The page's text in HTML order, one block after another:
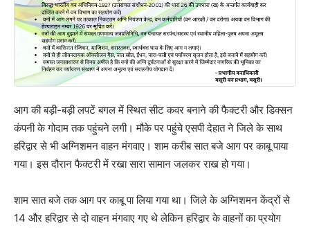
आग की बड़ी-बड़ी लपटें बगल में स्थित सीट कवर बनाने की फैक्टरी और डिक्सन
कंपनी के गोदाम तक पहुंचने लगी। मौके पर पहुंचे एसपी देहात ने जिले के साथ
हरिद्वार से भी अग्निशमन वाहन मंगवाए। शाम करीब सात बजे आग पर काबू पाया
गया। इस दौरान फैक्टरी में रखा सारा सामान जलकर राख हो गया।
शाम सात बजे तक आग पर काबू पा लिया गया था। जिले के अग्निशमन केंद्रों से
14 और हरिद्वार से दो वाहन मंगवाए गए थे लेकिन हरिद्वार के वाहनों का प्रयोग